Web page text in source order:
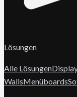
Lösungen
Alle Lösungen
WallsMenüboards